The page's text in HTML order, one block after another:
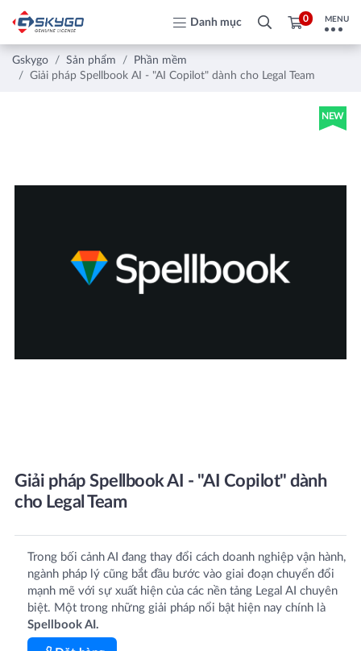
Danh mục 0 MENU
Gskygo Sản phẩm
Phần mềm
Giải pháp Spellbook AI - "AI Copilot" dành cho Legal Team
NEW
Giải pháp Spellbook AI - "AI Copilot" dành
cho Legal Team
Trong bối cảnh AI đang thay đổi cách doanh nghiệp vận hành,
ngành pháp lý cũng bắt đầu bước vào giai đoạn chuyển đổi
mạnh mẽ với sự xuất hiện của các nền tảng Legal AI chuyên
biệt. Một trong những giải pháp nổi bật hiện nay chính là
Spellbook AI.